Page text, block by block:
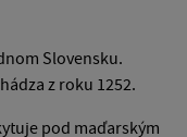
Slovensku.
z roku 1252.
pod maďarským